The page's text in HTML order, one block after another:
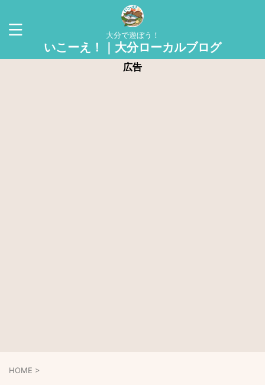
大分で遊ぼう！
いこーえ！｜大分ローカルブログ
広告
HOME >